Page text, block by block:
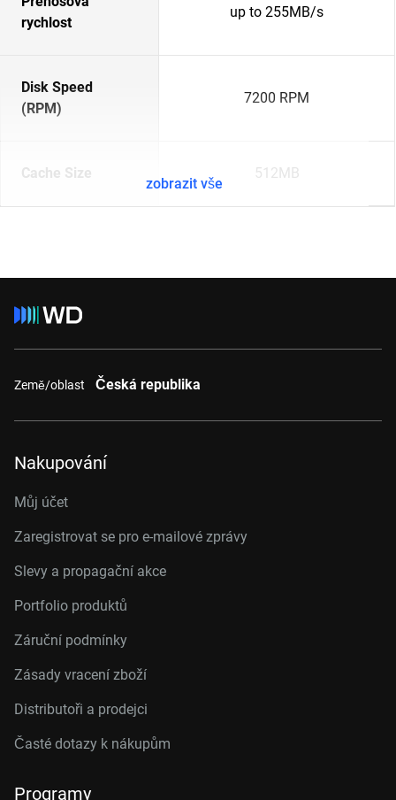
rychlost
up to 255MB/s
Disk Speed
(RPM)
7200 RPM
Cache Size 512MB
zobrazit vše
Země/oblast Česká republika
Nakupování
Můj účet
Zaregistrovat se pro e-mailové zprávy
Slevy a propagační akce
Portfolio produktů
Záruční podmínky
Zásady vracení zboží
Distributoři a prodejci
Časté dotazy k nákupům
Programy